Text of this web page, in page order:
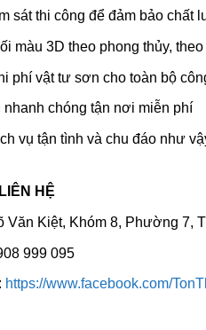
sát thi công để đảm bảo chất
màu 3D theo phong thủy,
phí vật tư sơn cho toàn bộ
nhanh chóng tận nơi miễn phí
vụ tận tình và chu đáo như
HỆ
Văn Kiệt, Khóm 8, Phường 7,
999 095
https://www.facebook.com/